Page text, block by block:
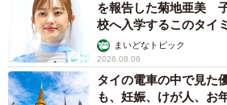
や尖閣諸島（中国名：釣魚島）を巡
構造的な課題は数多く存在し、これ
緊迫化に伴い、今後も政治的な「カ
る可能性が高い。
を報告した菊地亜美
校へ入学するこのタイ
まいどなトピック
2026.08.06
タイの電車の中で見
も、妊娠、けが人、